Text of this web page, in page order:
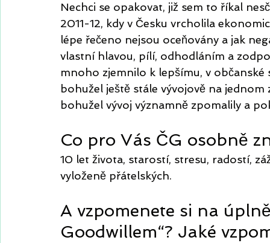
Nechci se opakovat, již sem to říkal
2011-12, kdy v Česku vrcholila
lépe řečeno nejsou oceňovány a jak
vlastní hlavou, pílí, odhodláním a
mnoho zjemnilo k lepšímu, v
bohužel ještě stále vývojově na
bohužel vývoj významně zpomalily a
Co pro Vás ČG osobně
10 let života, starostí, stresu, radostí,
vyloženě přátelských.
A vzpomenete si na
Goodwillem“? Jaké